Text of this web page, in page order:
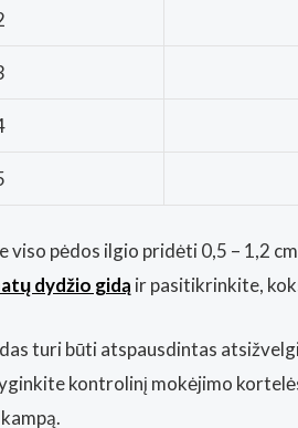
viso pėdos ilgio pridėti 0,5 – 1,2
dydžio gidą ir pasitikrinkite,
turi būti atspausdintas
kontrolinį mokėjimo